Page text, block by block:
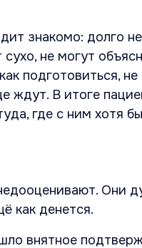
знакомо: долго
не могут
подготовиться,
ждут. В итоге
где с ним хотя
Они
как денется.
внятное